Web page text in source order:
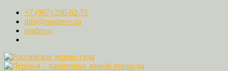
+7 (967) 290-82-71
info@rosdrevo.ru
rosdrevo